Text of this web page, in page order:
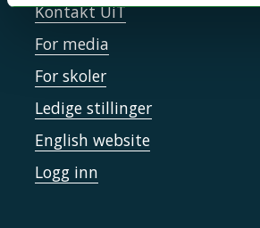
Kontakt UiT
For media
For skoler
Ledige stillinger
English website
Logg inn